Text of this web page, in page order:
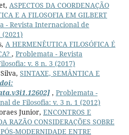
ASPECTOS DA COORDENAÇÃO
E A FILOSOFIA EM GILBERT
- Revista Internacional de
(2021)
A HERMENÊUTICA FILOSÓFICA É
, Problemata - Revista
v. 8 n. 3 (2017)
SINTAXE, SEMÂNTICA E
, Problemata -
de Filosofia: v. 3 n. 1 (2012)
Junior, ENCONTROS E
RAZÃO CONSIDERAÇÕES SOBRE
MODERNIDADE ENTRE